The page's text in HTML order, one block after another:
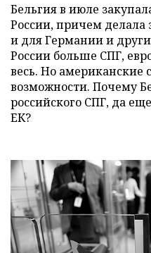
Бельгия в июле
России, причем делала
и для Германии и
России больше СПГ,
весь. Но
возможности. Почему
российского СПГ, да
ЕК?